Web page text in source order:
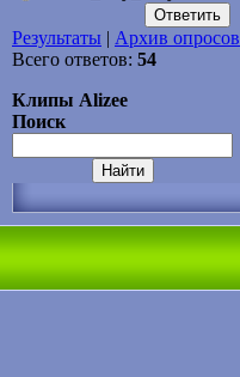
Результаты | Архив опросов
Всего ответов: 54
Клипы Alizee
Поиск